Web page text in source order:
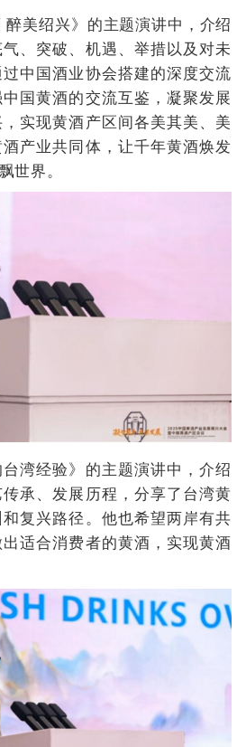
醉美绍兴》的主题演讲中，介绍
、突破、机遇、举措以及对未
中国酒业协会搭建的深度交流
国黄酒的交流互鉴，凝聚发展
实现黄酒产区间各美其美、美
产业共同体，让千年黄酒焕发
世界。
湾经验》的主题演讲中，介绍
承、发展历程，分享了台湾黄
复兴路径。他也希望两岸有共
适合消费者的黄酒，实现黄酒